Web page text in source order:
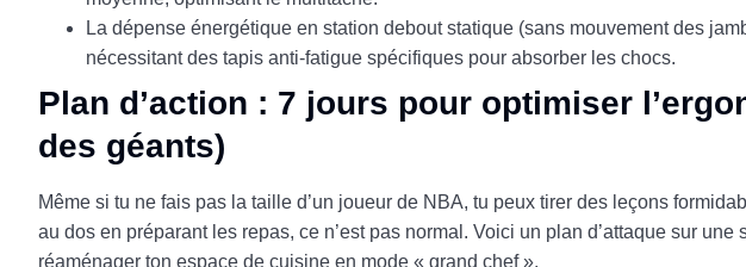
La dépense énergétique en station debout statique (sans mouvement des
nécessitant des tapis anti-fatigue spécifiques pour absorber les chocs.
Plan d’action : 7 jours pour optimiser
des géants)
Même si tu ne fais pas la taille d’un joueur de NBA, tu peux tirer des leçons
au dos en préparant les repas, ce n’est pas normal. Voici un plan d’attaque sur
réaménager ton espace de cuisine en mode « grand chef ».